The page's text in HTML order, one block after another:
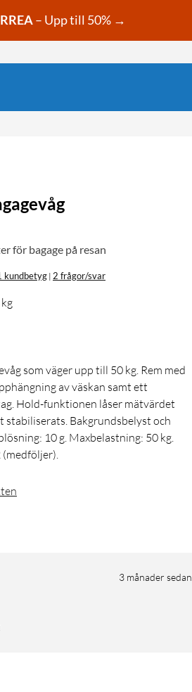
– Upp till 50% →
för bagage på resan
kundbetyg| 2 frågor/svar
som väger upp till 50 kg. Rem med
av väskan samt ett
Hold-funktionen låser mätvärdet
stabiliserats. Bakgrundsbelyst och
10 g. Maxbelastning: 50 kg.
(medföljer).
3 månader sedan